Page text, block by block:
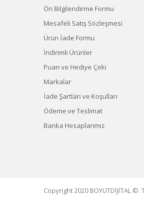
Ön Bilgilendirme Formu
Mesafeli Satış Sözleşmesi
Ürün İade Formu
İndirimli Ürünler
Puan ve Hediye Çeki
Markalar
İade Şartları ve Koşulları
Ödeme ve Teslimat
Banka Hesaplarımız
Copyright 2020 BOYUTDİJİTAL ©.